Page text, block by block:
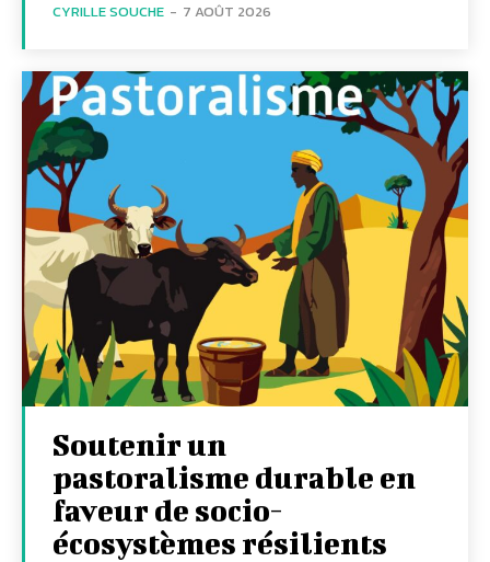
CYRILLE SOUCHE - 7 AOÛT 2026
Soutenir un
pastoralisme durable en
faveur de socio-
écosystèmes résilients